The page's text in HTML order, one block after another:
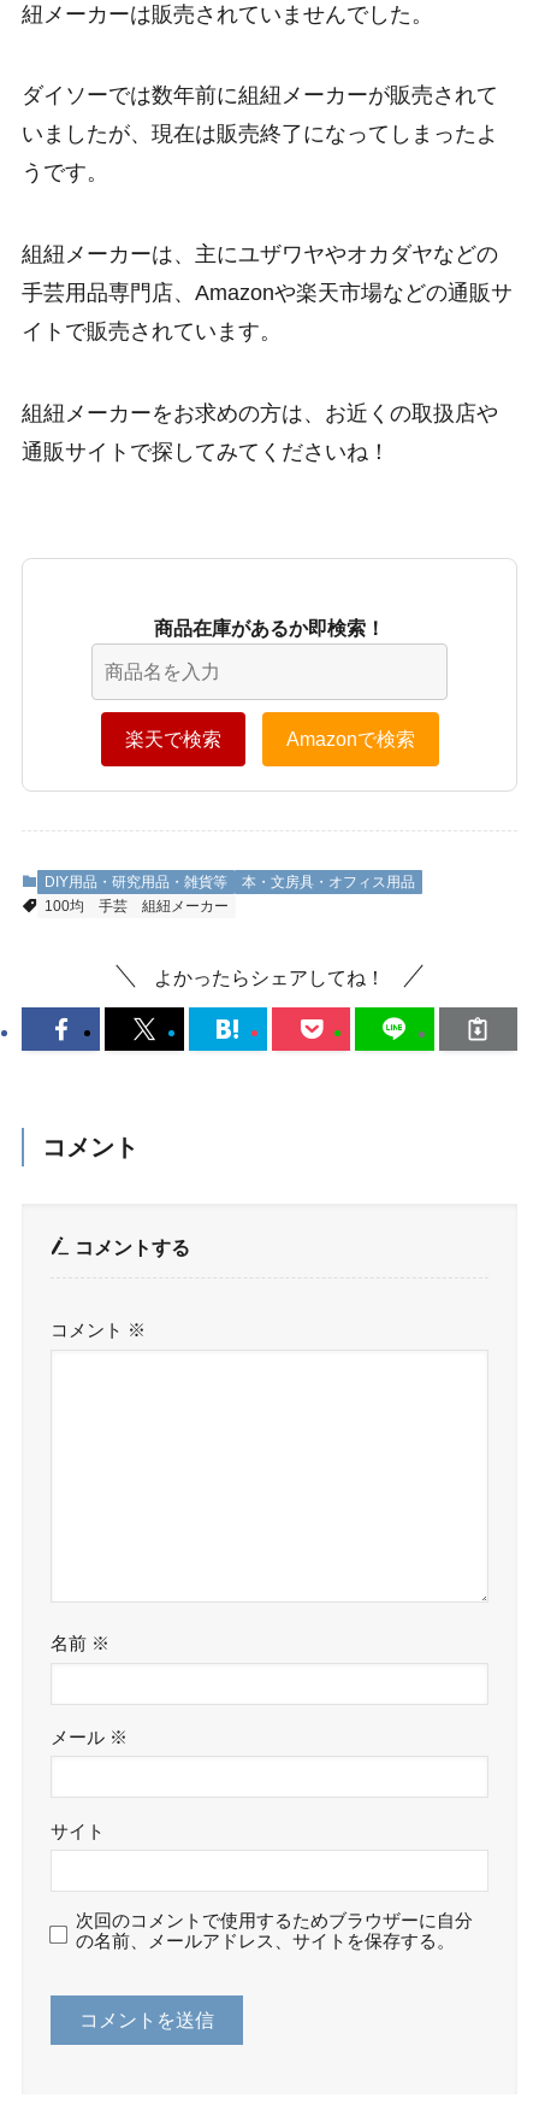
紐メーカーは販売されていませんでした。
ダイソーでは数年前に組紐メーカーが販売されて
いましたが、現在は販売終了になってしまったよ
うです。
組紐メーカーは、主にユザワヤやオカダヤなどの
手芸用品専門店、Amazonや楽天市場などの通販サ
イトで販売されています。
組紐メーカーをお求めの方は、お近くの取扱店や
通販サイトで探してみてくださいね！
商品在庫があるか即検索！
楽天で検索 Amazonで検索
DIY用品・研究用品・雑貨等
本・文房具・オフィス用品
100均
手芸 組紐メーカー
よかったらシェアしてね！
コメント
コメントする
コメント ※
名前 ※
メール ※
サイト
次回のコメントで使用するためブラウザーに自分
の名前、メールアドレス、サイトを保存する。